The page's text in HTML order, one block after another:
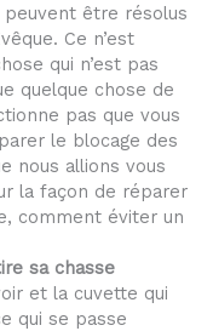
être résolus
Ce n’est
qui n’est pas
quelque chose de
pas que vous
le blocage des
nous allions vous
la façon de réparer
comment éviter un
sa chasse
et la cuvette qui
qui se passe